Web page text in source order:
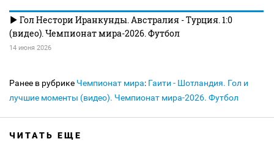
Гол Нестори Иранкунды. Австралия - Турция. 1:0
(видео). Чемпионат мира-2026. Футбол
14 июня 2026
Ранее в рубрике Чемпионат мира: Гаити - Шотландия. Гол и
лучшие моменты (видео). Чемпионат мира-2026. Футбол
ЧИТАТЬ ЕЩЕ